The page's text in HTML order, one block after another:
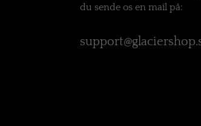
du sende os en mail på: